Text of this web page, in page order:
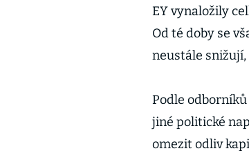
EY vynaložily
Od té doby se
neustále snižují,
Podle
jiné politické
omezit odliv